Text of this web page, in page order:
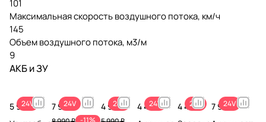
101
Максимальная скорость воздушного потока, км/ч
145
Объем воздушного потока, м3/м
9
АКБ и ЗУ
24V
5 990 ₽
24V
7 990 ₽
-11%
24V
4 990 ₽ 24V
4 490 ₽
24V
4 490 ₽
24V
7 990 ₽